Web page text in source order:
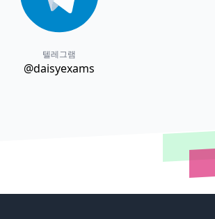
텔레그램
@daisyexams